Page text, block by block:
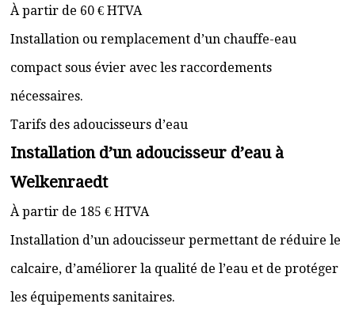
À partir de 60 € HTVA
Installation ou remplacement d’un chauffe-eau
compact sous évier avec les raccordements
nécessaires.
Tarifs des adoucisseurs d’eau
Installation d’un adoucisseur d’eau à
Welkenraedt
À partir de 185 € HTVA
Installation d’un adoucisseur permettant de réduire le
calcaire, d’améliorer la qualité de l’eau et de protéger
les équipements sanitaires.